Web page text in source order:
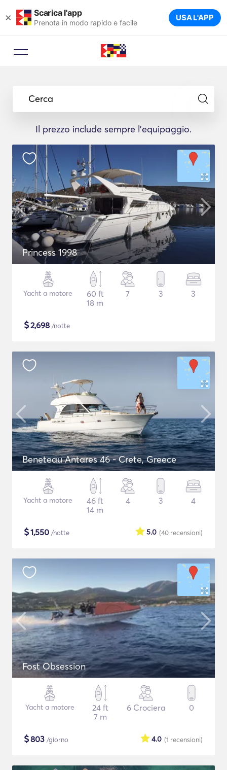
× Scarica l'app
Prenota in modo rapido e facile USA L'APP
Cerca
Il prezzo include sempre l'equipaggio.
Princess 1998
Yacht a motore
60 ft
18 m
7 3 3
$2,698 /notte
Beneteau Antares 46 - Crete, Greece
Yacht a motore
46 ft
14 m
4 3 4
$1,550 /notte (40 recensioni)
5.0
Fost Obsession
Yacht a motore
24 ft
7 m
6 Crociera 0
$803 /giorno (1 recensioni)
4.0